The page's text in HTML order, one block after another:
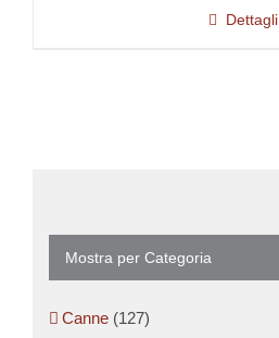
Dettagli
Mostra per Categoria
Canne (127)